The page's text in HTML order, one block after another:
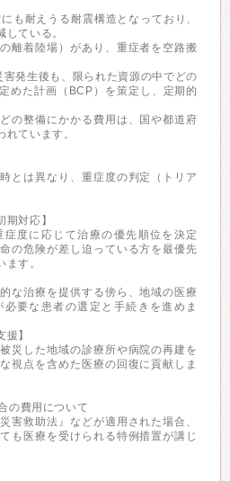
も耐えうる耐震構造となっており、
ている。
離着陸場）があり、重症者を空路搬
害発生後も、限られた資源の中でどの
めた計画（BCP）を策定し、定期的
の整備にかかる費用は、国や都道府
ています。
とは異なり、重症度の判定（トリア
期対応】
度に応じて治療の優先順位を決定
の危険が差し迫っている方を最優先
す。
な治療を提供する傍ら、地域の医療
要な患者の選定と手続きを進めま
援】
災した地域の診療所や病院の再建を
視点を含めた医療の回復に貢献しま
の費用について
害救助法』などが適用された場合、
も医療を受けられる特例措置が講じ